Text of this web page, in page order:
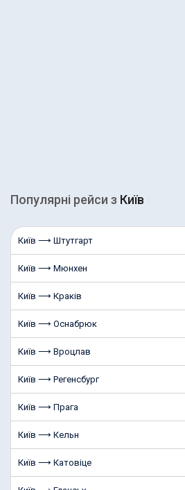
Популярні рейcи з Київ
Київ ⟶ Штутгарт
Київ ⟶ Мюнхен
Київ ⟶ Краків
Київ ⟶ Оснабрюк
Київ ⟶ Вроцлав
Київ ⟶ Регенсбург
Київ ⟶ Прага
Київ ⟶ Кельн
Київ ⟶ Катовіце